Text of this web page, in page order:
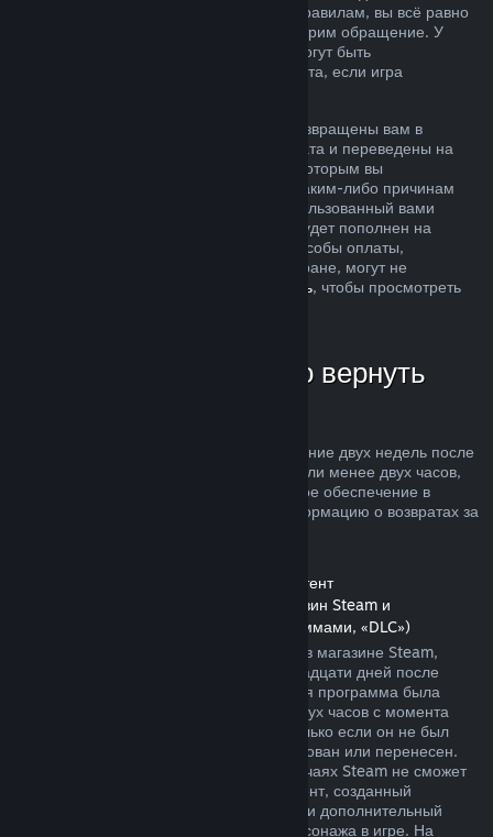
ситуация не соответствует описанным правилам, вы всё равно
можете запросить возврат, и мы рассмотрим обращение. У
пользователей из некоторых регионов могут быть
дополнительные права на запрос возврата, если игра
Средства за покупку будут полностью возвращены вам в
течение недели после одобрения возврата и переведены на
кошелек Steam или тот способ оплаты, которым вы
воспользовались при покупке. Если по каким-либо причинам
Steam не сможет вернуть деньги на использованный вами
способ оплаты, то ваш кошелек Steam будет пополнен на
соответствующую сумму (некоторые способы оплаты,
доступные в магазине Steam в вашей стране, могут не
нажмите здесь, чтобы просмотреть
В каких случаях можно вернуть
Возможность осуществить возврат в течение двух недель после
покупки за продукты, в которых вы провели менее двух часов,
распространяется на игры и программное обеспечение в
магазине Steam. Далее вы найдете информацию о возвратах за
Возврат средств за дополнительный контент
(контент, распространяемый через магазин Steam и
используемый другими играми и программами, «DLC»)
За дополнительный контент, купленный в магазине Steam,
можно вернуть деньги в течение четырнадцати дней после
покупки, если соответствующая основная программа была
использована в течение не более чем двух часов с момента
покупки дополнительного контента, и только если он не был
безвозвратно израсходован, модифицирован или перенесен.
Пожалуйста, учтите, что в некоторых случаях Steam не сможет
вернуть деньги за дополнительный контент, созданный
сторонними компаниями, например, если дополнительный
контент навсегда повышает уровень персонажа в игре. На